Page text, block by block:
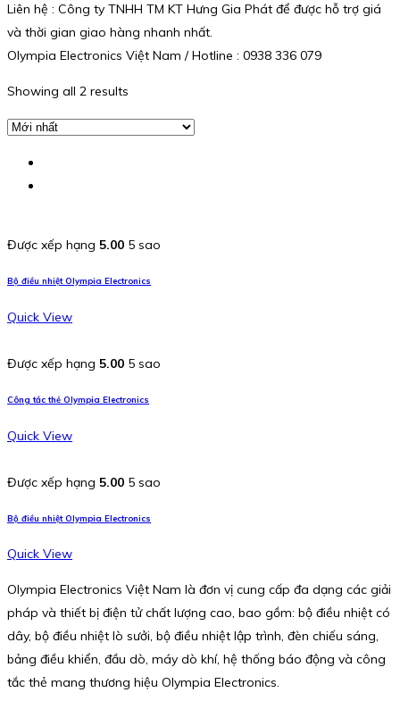
Liên hệ : Công ty TNHH TM KT Hưng Gia Phát để được hỗ trợ giá
và thời gian giao hàng nhanh nhất.
Olympia Electronics Việt Nam / Hotline : 0938 336 079
Showing all 2 results
Được xếp hạng 5.00 5 sao
Bộ điều nhiệt Olympia Electronics
Quick View
Được xếp hạng 5.00 5 sao
Công tắc thẻ Olympia Electronics
Quick View
Được xếp hạng 5.00 5 sao
Bộ điều nhiệt Olympia Electronics
Quick View
Olympia Electronics Việt Nam là đơn vị cung cấp đa dạng các giải
pháp và thiết bị điện tử chất lượng cao, bao gồm: bộ điều nhiệt có
dây, bộ điều nhiệt lò sưởi, bộ điều nhiệt lập trình, đèn chiếu sáng,
bảng điều khiển, đầu dò, máy dò khí, hệ thống báo động và công
tắc thẻ mang thương hiệu Olympia Electronics.